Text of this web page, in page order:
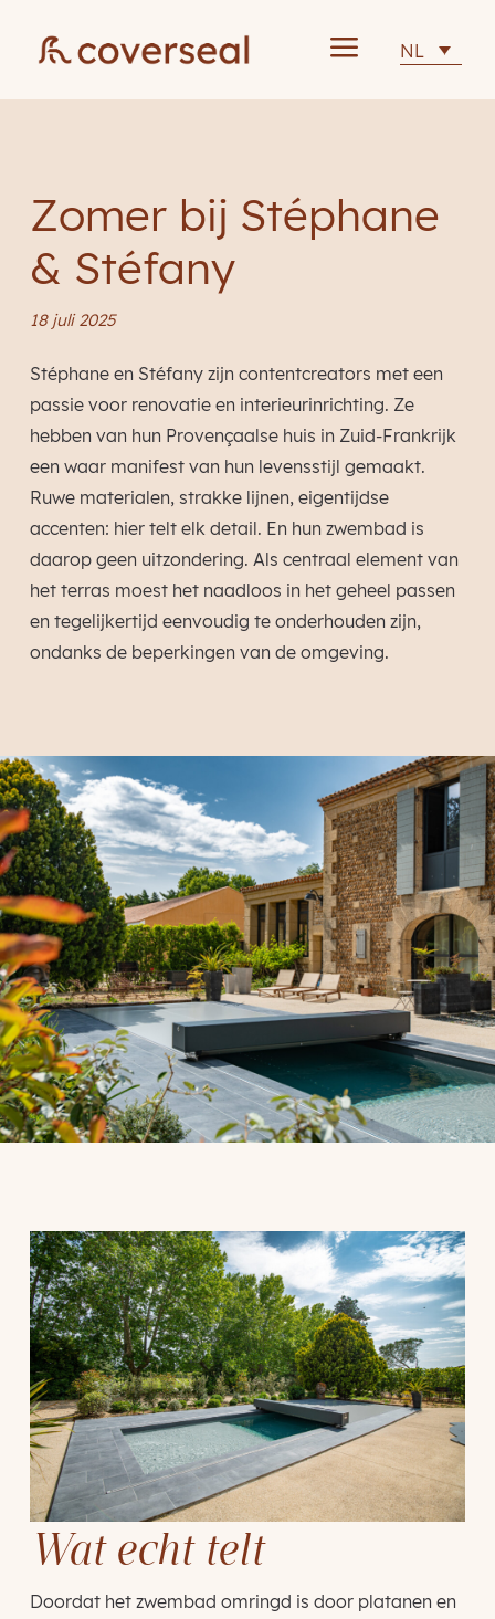
a NL
Zomer bij Stéphane
& Stéfany
18 juli 2025
Stéphane en Stéfany zijn contentcreators met een
passie voor renovatie en interieurinrichting. Ze
hebben van hun Provençaalse huis in Zuid-Frankrijk
een waar manifest van hun levensstijl gemaakt.
Ruwe materialen, strakke lijnen, eigentijdse
accenten: hier telt elk detail. En hun zwembad is
daarop geen uitzondering. Als centraal element van
het terras moest het naadloos in het geheel passen
en tegelijkertijd eenvoudig te onderhouden zijn,
ondanks de beperkingen van de omgeving.
Wat echt telt
Doordat het zwembad omringd is door platanen en